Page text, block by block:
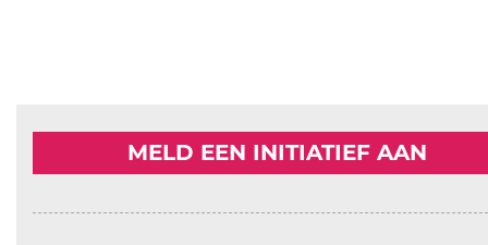
MELD EEN INITIATIEF AAN